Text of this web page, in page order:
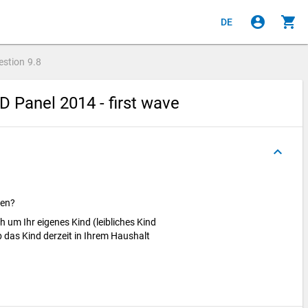
DE account_circle shopping_cart
9.8
Panel 2014 - first wave
keyboard_arrow_up
um Ihr eigenes Kind (leibliches Kind
Kind derzeit in Ihrem Haushalt